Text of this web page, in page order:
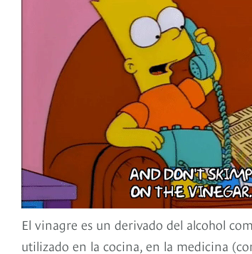
El vinagre es un derivado del alcohol
utilizado en la cocina, en la medicina